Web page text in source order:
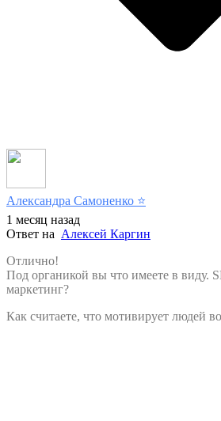
Александра Самоненко ⭐️
1 месяц назад
Ответ на Алексей Каргин
Отлично!
Под органикой вы что имеете в виду.
маркетинг?
Как считаете, что мотивирует людей